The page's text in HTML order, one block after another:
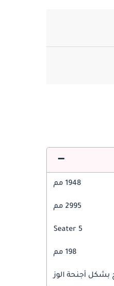
1948 مم
2995 مم
5 Seater
198 مم
بشكل أجنحة الوز